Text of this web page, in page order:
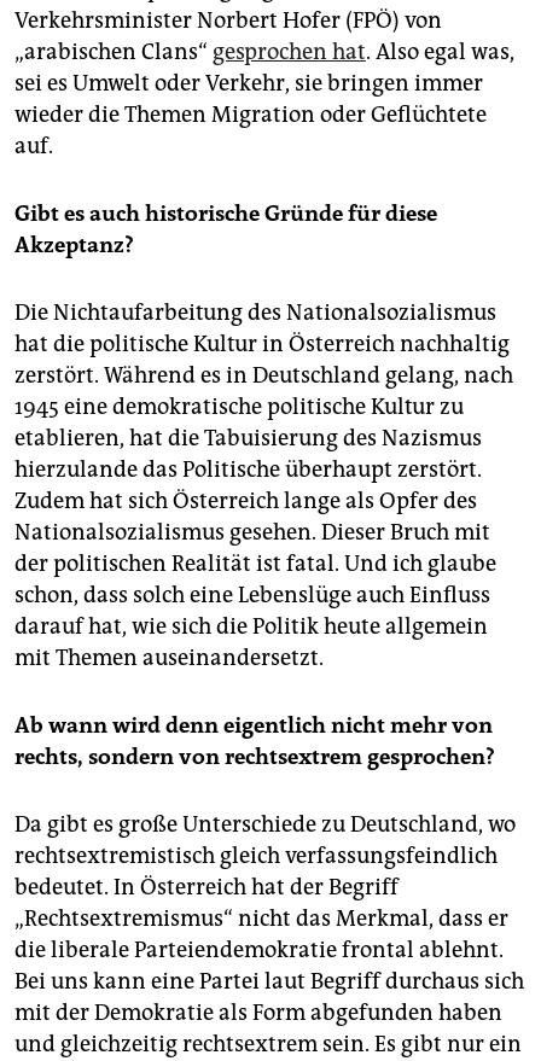
Verkehrsminister Norbert Hofer (FPÖ) von
„arabischen Clans“ gesprochen hat. Also egal was,
sei es Umwelt oder Verkehr, sie bringen immer
wieder die Themen Migration oder Geflüchtete
auf.
Gibt es auch historische Gründe für diese
Akzeptanz?
Die Nichtaufarbeitung des Nationalsozialismus
hat die politische Kultur in Österreich nachhaltig
zerstört. Während es in Deutschland gelang, nach
1945 eine demokratische politische Kultur zu
etablieren, hat die Tabuisierung des Nazismus
hierzulande das Politische überhaupt zerstört.
Zudem hat sich Österreich lange als Opfer des
Nationalsozialismus gesehen. Dieser Bruch mit
der politischen Realität ist fatal. Und ich glaube
schon, dass solch eine Lebenslüge auch Einfluss
darauf hat, wie sich die Politik heute allgemein
mit Themen auseinandersetzt.
Ab wann wird denn eigentlich nicht mehr von
rechts, sondern von rechtsextrem gesprochen?
Da gibt es große Unterschiede zu Deutschland, wo
rechtsextremistisch gleich verfassungsfeindlich
bedeutet. In Österreich hat der Begriff
„Rechtsextremismus“ nicht das Merkmal, dass er
die liberale Parteiendemokratie frontal ablehnt.
Bei uns kann eine Partei laut Begriff durchaus sich
mit der Demokratie als Form abgefunden haben
und gleichzeitig rechtsextrem sein. Es gibt nur ein